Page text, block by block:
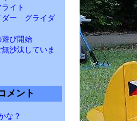
イト
ダー グライダ
遊び開始
無沙汰していま
メント
な？